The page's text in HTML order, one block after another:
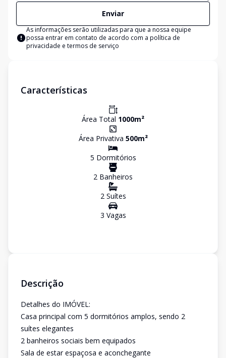
Enviar
As informações serão utilizadas para que a nossa equipe
possa entrar em contato de acordo com a política de
privacidade e termos de serviço
Características
Área Total 1000m²
Área Privativa 500m²
5 Dormitórios
2 Banheiros
2Suítes
3 Vagas
Descrição
Detalhes do IMÓVEL:
Casa principal com 5 dormitórios amplos, sendo 2
suítes elegantes
2 banheiros sociais bem equipados
Sala de estar espaçosa e aconchegante